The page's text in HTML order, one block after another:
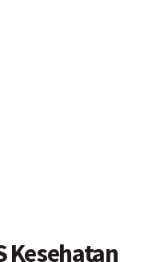
Kesehatan